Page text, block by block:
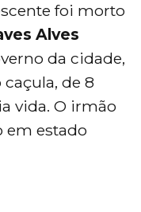
foi morto
Alves
da cidade,
de 8
vida. O irmão
em estado